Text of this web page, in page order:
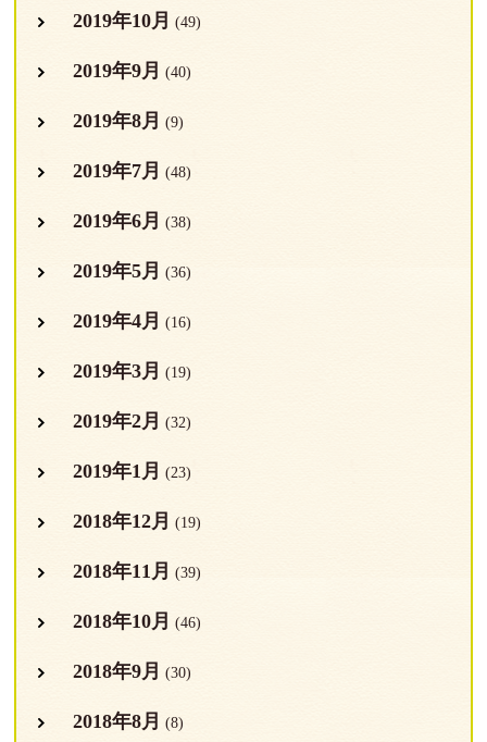
2019年10月 (49)
2019年9月 (40)
2019年8月 (9)
2019年7月 (48)
2019年6月 (38)
2019年5月 (36)
2019年4月 (16)
2019年3月 (19)
2019年2月 (32)
2019年1月 (23)
2018年12月 (19)
2018年11月 (39)
2018年10月 (46)
2018年9月 (30)
2018年8月 (8)